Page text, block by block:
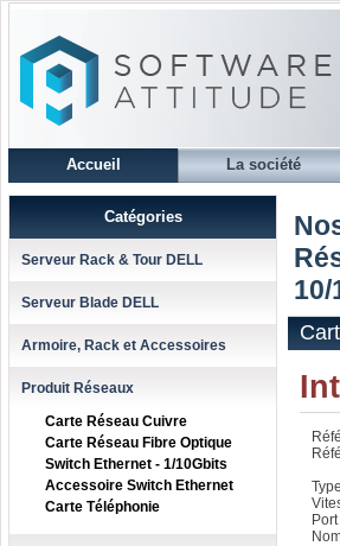
Accueil La société
Catégories
Serveur Rack & Tour DELL
Serveur Blade DELL
Armoire, Rack et Accessoires
Produit Réseaux
Carte Réseau Cuivre
Carte Réseau Fibre Optique
Switch Ethernet - 1/10Gbits
Accessoire Switch Ethernet
Carte Téléphonie
10/